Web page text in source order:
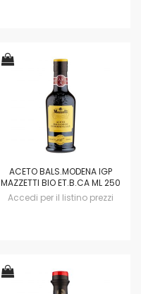
ACETO BALS.MODENA IGP
MAZZETTI BIO ET.B.CA ML 250
Accedi per il listino prezzi